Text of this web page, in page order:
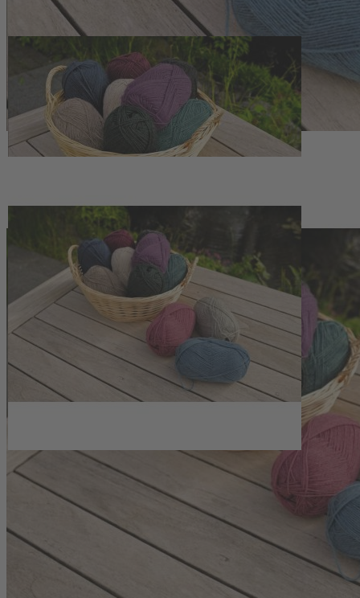
Zum Anfang der Bildergalerie springen
Artikelnr.
140253
Landlust - Sockenwolle 50
Meliert
Zum Warenkorb hinzufügen
Zur Wunschliste hinzufügen
Landlust - Sockenwolle 50 Meliert verwöhnt mit weicher
Merinoqualität, natürlichen Farbtönen und pflegeleichter Wärme für
viele Strickideen.
Beschreibung
Weiches Garn für wärmende
Landlust - Sockenwolle 50 Meliert verbindet einen hohen Anteil an
Schurwolle mit praktischen Eigenschaften für den Alltag. Die feine
Merinowolle (80 % Schurwolle Merino, 20 % Polyamid) sorgt für
angenehme Wärme und leitet Feuchtigkeit zuverlässig ab. Durch
diese Kombination entsteht ein Garn, das zugleich weich, formstabil
und strapazierfähig ist. Mit einer Lauflänge von 210 m pro 50-g-
Knäuel und der empfohlenen Nadelstärke 2,5–3 lässt sich
gleichmäßig und mit klarer Maschenstruktur arbeiten.